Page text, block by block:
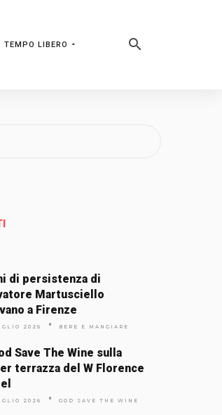
TEMPO LIBERO
di persistenza di
Martusciello
a Firenze
2026 BERE E MANGIARE
Save The Wine sulla
terrazza del W Florence
2026 GOD SAVE THE WINE